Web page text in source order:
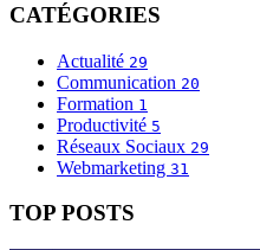
CATÉGORIES
Actualité 29
Communication 20
Formation 1
Productivité 5
Réseaux Sociaux 29
Webmarketing 31
TOP POSTS